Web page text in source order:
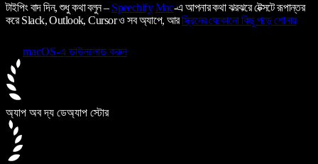
টাইপিং বাদ দিন, শুধু কথা বলুন – Speechify Mac-এ আপনার কথা ঝরঝরে টেক্সটে রূপান্তর
করে Slack, Outlook, Cursor ও সব অ্যাপে, আরস্ক্রিনের যেকোনো কিছু পড়ে শোনায়
macOS-এ ডাউনলোড করুন
অ্যাপ অব দ্য ডেঅ্যাপ স্টোর